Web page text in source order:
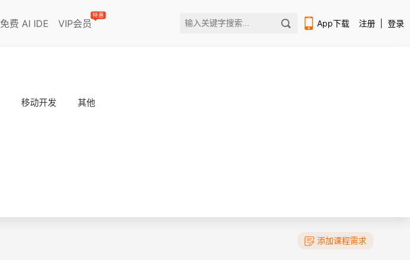
免费 AI IDE VIP会员
特惠
App下载 注册 登录
移动开发 其他
添加课程需求